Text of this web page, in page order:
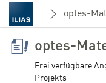
optes-
optes-
Frei verfügbare
Projekts